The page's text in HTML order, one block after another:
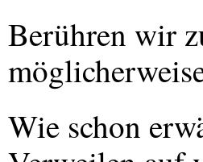
Berühren wir
Wie schon